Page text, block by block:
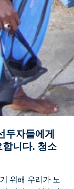
두자들에게
니다. 청소
위해 우리가 노